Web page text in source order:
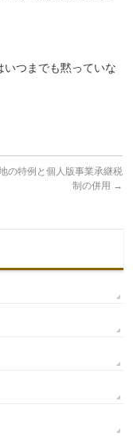
つまでも黙っていな
の特例と個人版事業承継税
制の併用 →